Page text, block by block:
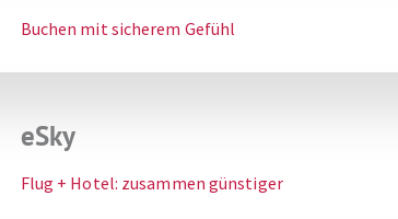
Buchen mit sicherem Gefühl
eSky
Flug + Hotel: zusammen günstiger